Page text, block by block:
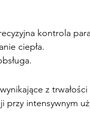
kontrola
ciepła.
z
przy intensywnym